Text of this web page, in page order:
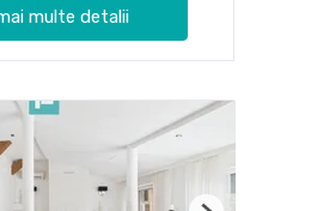
multe detalii